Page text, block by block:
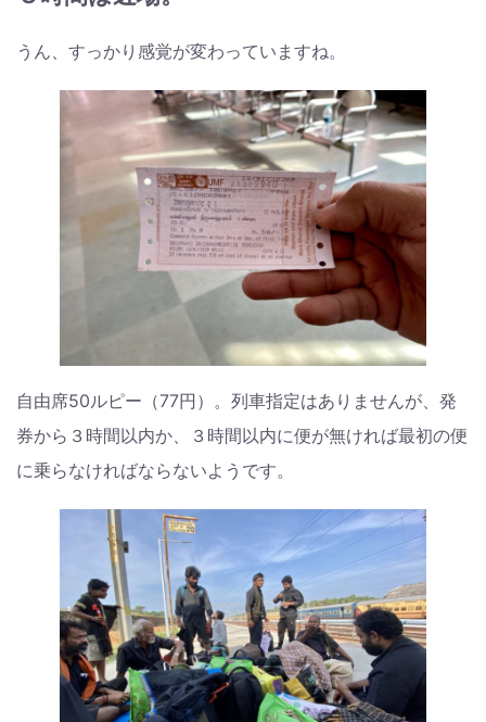
うん、すっかり感覚が変わっていますね。
自由席50ルピー（77円）。列車指定はありませんが、発
券から３時間以内か、３時間以内に便が無ければ最初の便
に乗らなければならないようです。